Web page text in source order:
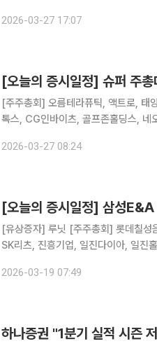
2026-03-27 17:07
[오늘의 증시일정] 슈퍼 주
[주주총회] 오름테라퓨틱, 액트로, 태
톡스, CG인바이츠, 골프존홀딩스, 네
에이텀, 제이티, 유니온바이오메트릭
2026-03-27 08:24
[오늘의 증시일정] 삼성E&A
[유상증자] 루닛 [주주총회] 롯데칠성음료, 한화오션, 호텔신라, 신한서부티엔디리츠, GS리테일,
SK리츠, 진흥기업, 일진다이아, 일진
송원산업, 한국수출포장공업, 삼성생
2026-03-19 07:49